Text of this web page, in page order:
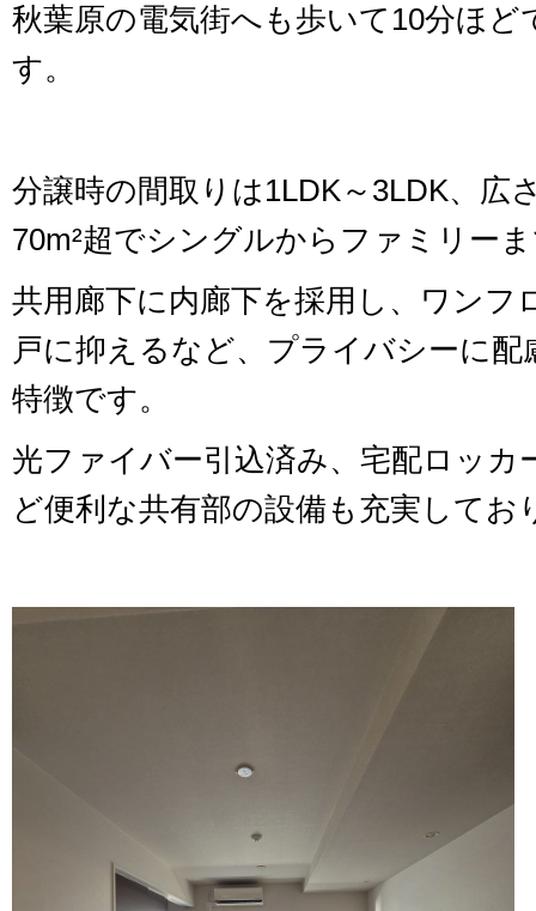
秋葉原の電気街へも歩いて10分ほ
す。
分譲時の間取りは1LDK～3LDK、広
70m²超でシングルからファミリー
共用廊下に内廊下を採用し、ワンフ
戸に抑えるなど、プライバシーに配
特徴です。
光ファイバー引込済み、宅配ロッカ
ど便利な共有部の設備も充実してお